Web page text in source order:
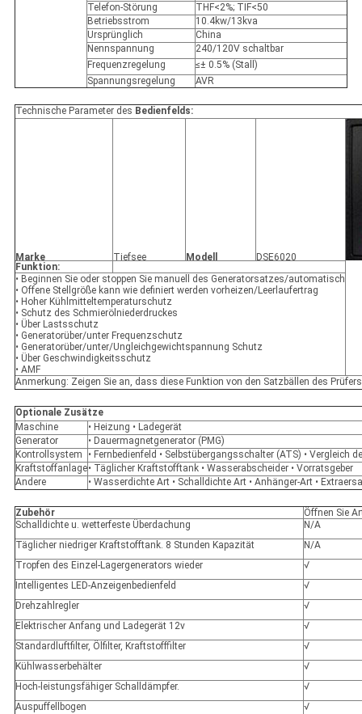
Telefon-Störung
THF<2%; TIF<50
Betriebsstrom
10.4kw/13kva
Ursprünglich
China
Nennspannung
240/120V schaltbar
Frequenzregelung
≤± 0.5% (Stall)
Spannungsregelung
AVR
Technische Parameter des Bedienfelds:
Marke Tiefsee Modell
DSE6020
Funktion:
• Beginnen Sie oder stoppen Sie manuell des Generatorsatzes/automatisch
• Offene Stellgröße kann wie definiert werden vorheizen/Leerlaufertrag
• Hoher Kühlmitteltemperaturschutz
• Schutz des Schmierölniederdruckes
• Über Lastsschutz
• Generatorüber/unter Frequenzschutz
• Generatorüber/unter/Ungleichgewichtspannung Schutz
• Über Geschwindigkeitsschutz
• AMF
Anmerkung: Zeigen Sie an, dass diese Funktion von den Satzbällen des
Optionale Zusätze
Maschine
• Heizung • Ladegerät
Generator
• Dauermagnetgenerator (PMG)
Kontrollsystem
• Fernbedienfeld • Selbstübergangsschalter (ATS) • Vergleich
Kraftstoffanlage• Täglicher Kraftstofftank • Wasserabscheider • Vorratsgeber
Andere
• Wasserdichte Art • Schalldichte Art • Anhänger-Art •
Zubehör
Öffnen Sie
Schalldichte u. wetterfeste Überdachung
N/A
Täglicher niedriger Kraftstofftank. 8 Stunden Kapazität
N/A
Tropfen des Einzel-Lagergenerators wieder
√
Intelligentes LED-Anzeigenbedienfeld
√
Drehzahlregler
√
Elektrischer Anfang und Ladegerät 12v
√
Standardluftfilter, Ölfilter, Kraftstofffilter
√
Kühlwasserbehälter
√
Hoch-leistungsfähiger Schalldämpfer.
√
Auspuffellbogen
√